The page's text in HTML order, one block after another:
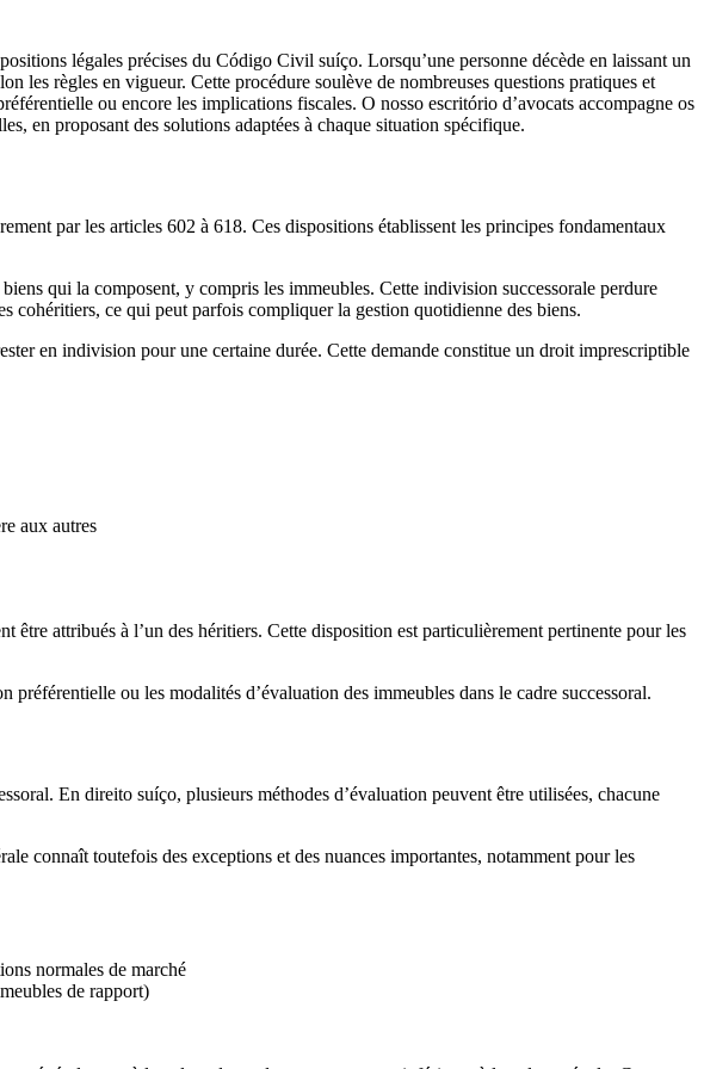
légales précises du Código Civil suíço. Lorsqu’une personne décède en laissant un
les règles en vigueur. Cette procédure soulève de nombreuses questions pratiques et
ou encore les implications fiscales. O nosso escritório d’avocats accompagne os
en proposant des solutions adaptées à chaque situation spécifique.
par les articles 602 à 618. Ces dispositions établissent les principes fondamentaux
qui la composent, y compris les immeubles. Cette indivision successorale perdure
cohéritiers, ce qui peut parfois compliquer la gestion quotidienne des biens.
en indivision pour une certaine durée. Cette demande constitue un droit imprescriptible
aux autres
attribués à l’un des héritiers. Cette disposition est particulièrement pertinente pour les
ou les modalités d’évaluation des immeubles dans le cadre successoral.
En direito suíço, plusieurs méthodes d’évaluation peuvent être utilisées, chacune
connaît toutefois des exceptions et des nuances importantes, notamment pour les
normales de marché
de rapport)